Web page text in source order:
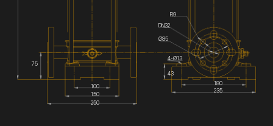
DN32
75
100
150
250
180
235
43
4-Ø13
Ø85
R9